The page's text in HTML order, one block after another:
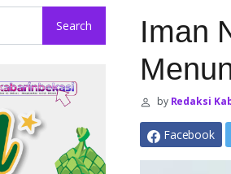
Iman
byRedaksi
Facebook